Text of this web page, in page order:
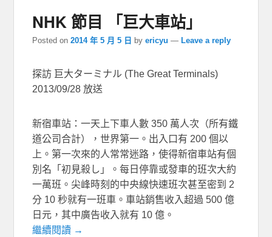
NHK 節目 「巨大車站」
Posted on2014 年 5 月 5 日 byericyu — Leave a reply
探訪 巨大ターミナル (The Great Terminals)
2013/09/28 放送
新宿車站：一天上下車人數 350 萬人次（所有鐵
道公司合計），世界第一。出入口有 200 個以
上。第一次來的人常常迷路，使得新宿車站有個
別名「初見殺し」。每日停靠或發車的班次大約
一萬班。尖峰時刻的中央線快速班次甚至密到 2
分 10 秒就有一班車。車站銷售收入超過 500 億
日元，其中廣告收入就有 10 億。
繼續閱讀 →